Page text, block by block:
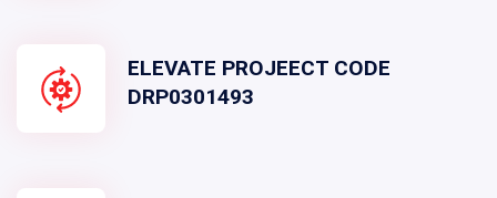
ELEVATE PROJEECT CODE
DRP0301493